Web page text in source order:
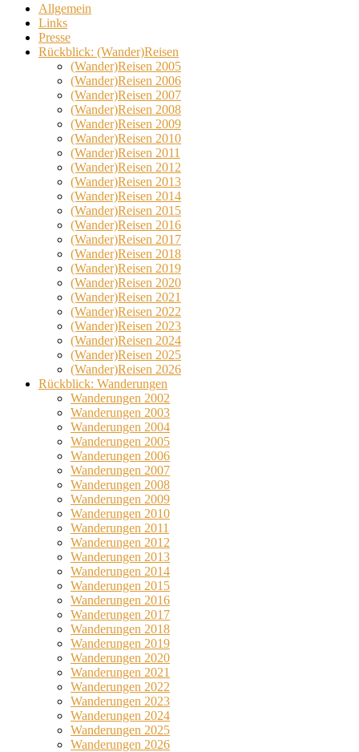
Allgemein
Links
Presse
Rückblick: (Wander)Reisen
(Wander)Reisen 2005
(Wander)Reisen 2006
(Wander)Reisen 2007
(Wander)Reisen 2008
(Wander)Reisen 2009
(Wander)Reisen 2010
(Wander)Reisen 2011
(Wander)Reisen 2012
(Wander)Reisen 2013
(Wander)Reisen 2014
(Wander)Reisen 2015
(Wander)Reisen 2016
(Wander)Reisen 2017
(Wander)Reisen 2018
(Wander)Reisen 2019
(Wander)Reisen 2020
(Wander)Reisen 2021
(Wander)Reisen 2022
(Wander)Reisen 2023
(Wander)Reisen 2024
(Wander)Reisen 2025
(Wander)Reisen 2026
Rückblick: Wanderungen
Wanderungen 2002
Wanderungen 2003
Wanderungen 2004
Wanderungen 2005
Wanderungen 2006
Wanderungen 2007
Wanderungen 2008
Wanderungen 2009
Wanderungen 2010
Wanderungen 2011
Wanderungen 2012
Wanderungen 2013
Wanderungen 2014
Wanderungen 2015
Wanderungen 2016
Wanderungen 2017
Wanderungen 2018
Wanderungen 2019
Wanderungen 2020
Wanderungen 2021
Wanderungen 2022
Wanderungen 2023
Wanderungen 2024
Wanderungen 2025
Wanderungen 2026